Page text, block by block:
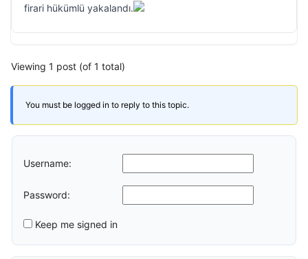
firari hükümlü yakalandı.
Viewing 1 post (of 1 total)
You must be logged in to reply to this topic.
Username:
Password:
Keep me signed in